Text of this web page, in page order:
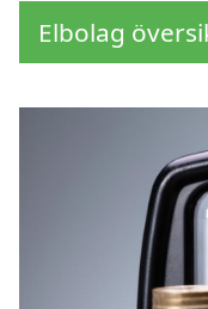
Elbolag